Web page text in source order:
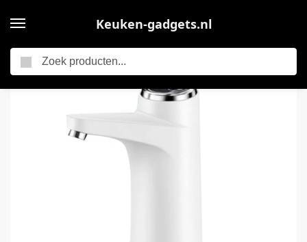
Keuken-gadgets.nl
Elektrische keukengadgets